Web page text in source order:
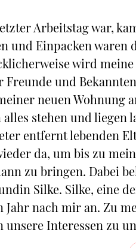
Arbeitstag war,
und Einpacken waren
wird
und
neuen Wohnung
stehen und liegen
entfernt lebenden
da, um bis zu
zu bringen. Dabei
Silke. Silke, eine
nach mir an. Zu
unsere Interessen zu